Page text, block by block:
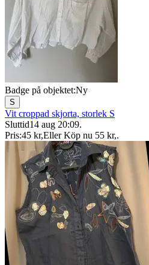
Badge på objektet:Ny
S
Vit croppad skjorta, storlek S
Sluttid14 aug 20:09.
Pris:45 kr,Eller Köp nu 55 kr,.